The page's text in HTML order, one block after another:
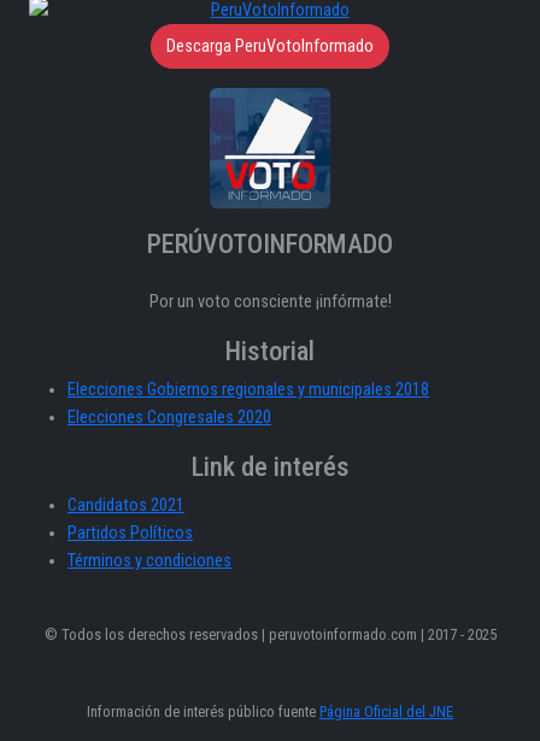
Descarga PeruVotoInformado
PERÚVOTOINFORMADO
Por un voto consciente ¡infórmate!
Historial
Elecciones Gobiernos regionales y municipales 2018
Elecciones Congresales 2020
Link de interés
Candidatos 2021
Partidos Políticos
Términos y condiciones
© Todos los derechos reservados | peruvotoinformado.com | 2017 - 2025
Información de interés público fuente Página Oficial del JNE